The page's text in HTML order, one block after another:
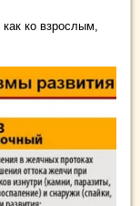
ко взрослым,